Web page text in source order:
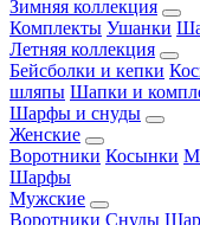
Зимняя коллекция
Комплекты Ушанки
Летняя коллекция
Бейсболки и кепки
шляпы Шапки и
Шарфы и снуды
Женские
Воротники Косынки
Шарфы
Мужские
Воротники Снуды